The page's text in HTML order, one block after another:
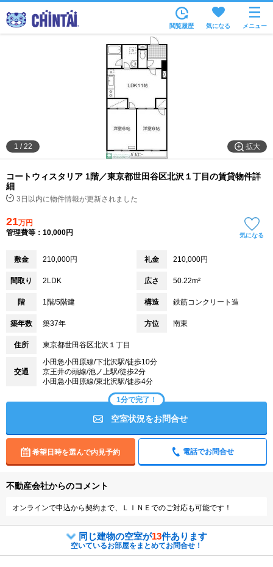
沿線・駅から
住所から
家賃相場から
通勤通学時間から
物件特集から
不動産会社から
TOP
閲覧履歴 気になる メニュー
拡大
1 /22
コートウィスタリア 1階／東京都世田谷区北沢１丁目の賃貸物件詳
細
3日以内に物件情報が更新されました
21万円
管理費等：10,000円
気になる
敷金 210,000円 礼金 210,000円
間取り 2LDK 広さ 50.22m²
階 1階/5階建 構造 鉄筋コンクリート造
築年数 築37年 方位 南東
住所 東京都世田谷区北沢１丁目
交通
小田急小田原線/下北沢駅/徒歩10分
京王井の頭線/池ノ上駅/徒歩2分
小田急小田原線/東北沢駅/徒歩4分
1分で完了！
空室状況をお問合せ
希望日時を選んで内見予約 電話でお問合せ
不動産会社からのコメント
オンラインで申込から契約まで、ＬＩＮＥでのご対応も可能です！
同じ建物の空室が13件あります
空いているお部屋をまとめてお問合せ！